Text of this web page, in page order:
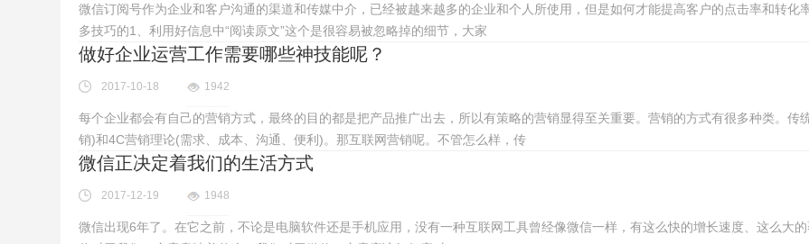
微信订阅号作为企业和客户沟通的渠道和传媒中介，已经被越来越多的企业和个人所使用，但是如何才能提高客户的点击率和转
多技巧的1、利用好信息中“阅读原文”这个是很容易被忽略掉的细节，大家
做好企业运营工作需要哪些神技能呢？
2017-10-18 1942
每个企业都会有自己的营销方式，最终的目的都是把产品推广出去，所以有策略的营销显得至关重要。营销的方式有很多种类。传
销)和4C营销理论(需求、成本、沟通、便利)。那互联网营销呢。不管怎么样，传
微信正决定着我们的生活方式
2017-12-19 1948
微信出现6年了。在它之前，不论是电脑软件还是手机应用，没有一种互联网工具曾经像微信一样，有这么快的增长速度、这么大